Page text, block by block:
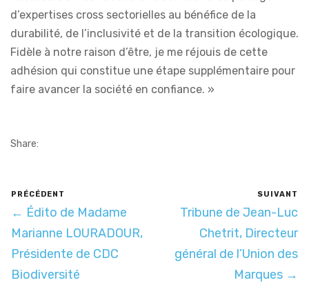
d’expertises cross sectorielles au bénéfice de la
durabilité, de l’inclusivité et de la transition écologique.
Fidèle à notre raison d’être, je me réjouis de cette
adhésion qui constitue une étape supplémentaire pour
faire avancer la société en confiance. »
Share:
PRÉCÉDENT
← Édito de Madame
Marianne LOURADOUR,
Présidente de CDC
Biodiversité
SUIVANT
Tribune de Jean-Luc
Chetrit, Directeur
général de l’Union des
Marques →